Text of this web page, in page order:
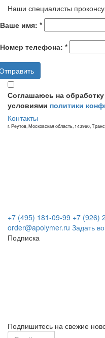
Наши специалисты
Ваше имя: *
Номер телефона: *
Соглашаюсь на обработку
условиями политики
Контакты
г. Реутов, Московская область, 143960,
+7 (495) 181-09-99 +7 (926)
order@apolymer.ru Задать
Подписка
Подпишитесь на свежие